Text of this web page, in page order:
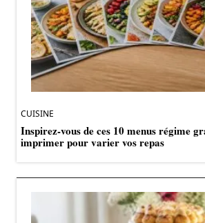
CUISINE
Inspirez-vous de ces 10 menus régime
imprimer pour varier vos repas